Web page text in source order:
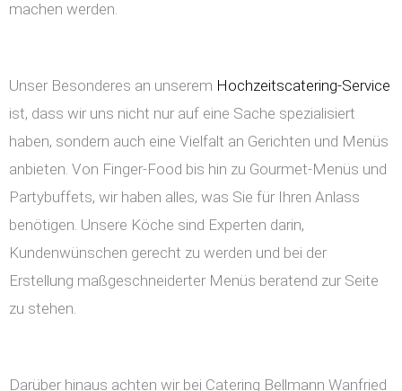
machen werden.
Unser Besonderes an unserem Hochzeitscatering-Service
ist, dass wir uns nicht nur auf eine Sache spezialisiert
haben, sondern auch eine Vielfalt an Gerichten und Menüs
anbieten. Von Finger-Food bis hin zu Gourmet-Menüs und
Partybuffets, wir haben alles, was Sie für Ihren Anlass
benötigen. Unsere Köche sind Experten darin,
Kundenwünschen gerecht zu werden und bei der
Erstellung maßgeschneiderter Menüs beratend zur Seite
zu stehen.
Darüber hinaus achten wir bei Catering Bellmann Wanfried